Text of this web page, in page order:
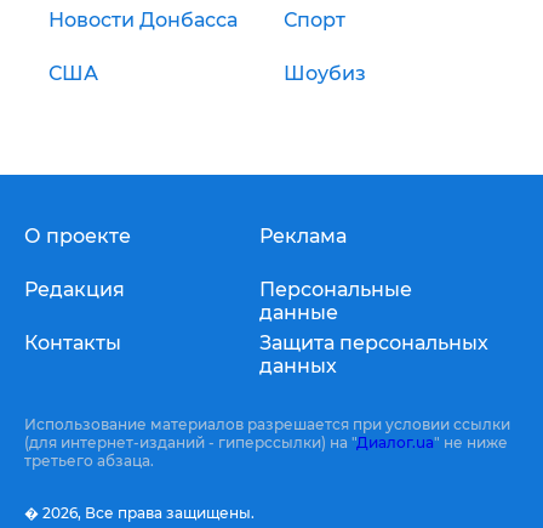
Новости Донбасса Спорт
США Шоубиз
О проекте
Редакция
Контакты
Реклама
Персональные
данные
Защита персональных
данных
Использование материалов разрешается при условии ссылки
(для интернет-изданий - гиперссылки) на "Диалог.ua" не ниже
третьего абзаца.
� 2026, Все права защищены.